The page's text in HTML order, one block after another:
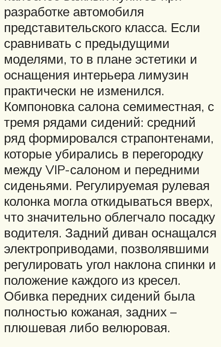
разработке автомобиля
представительского класса. Если
сравнивать с предыдущими
моделями, то в плане эстетики и
оснащения интерьера лимузин
практически не изменился.
Компоновка салона семиместная, с
тремя рядами сидений: средний
ряд формировался страпонтенами,
которые убирались в перегородку
между VIP-салоном и передними
сиденьями. Регулируемая рулевая
колонка могла откидываться вверх,
что значительно облегчало посадку
водителя. Задний диван оснащался
электроприводами, позволявшими
регулировать угол наклона спинки и
положение каждого из кресел.
Обивка передних сидений была
полностью кожаная, задних –
плюшевая либо велюровая.